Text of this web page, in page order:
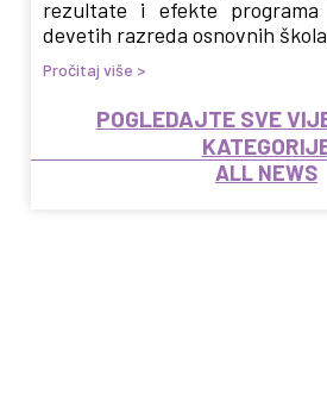
rezultate i efekte programa
devetih razreda osnovnih
Pročitaj više >
POGLEDAJTE SVE
ALL NEWS